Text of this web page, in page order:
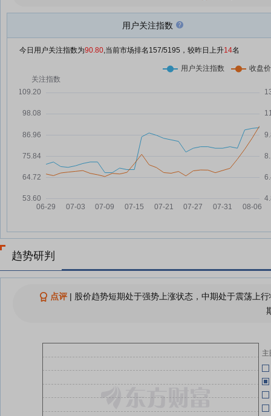
细胞免疫治疗概念涨5.98%，主力
资金净流入这些股
08-07
念涨3.92%
08-07
“吃药”行情回归！创新药概念股批
08-07
集体收涨，超2800股上涨！半导
体、稀土永磁走强；创新药、
PCB多股涨停，百花医药4连板；
数字货币走弱｜A股收盘
08-07
连板股追踪丨A股今日共75只个股
8月7日涨停分析
A股收评：三大指数均涨超1% 创
06-10
05-13
05-12
04-25
04-18
用户关注指数
今日用户关注指数为90.80,当前市场排名 157/5195，较昨日上升14名
趋势研判
点评| 股价趋势短期处于强势上涨状态，中期处于震荡上
主